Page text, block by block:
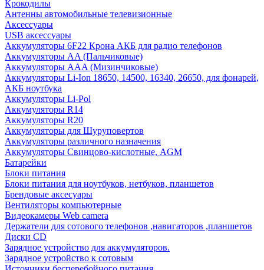
Крокодилы
Антенны автомобильные телевизионные
Аксессуары
USB аксессуары
Аккумуляторы 6F22 Крона АКБ для радио телефонов
Аккумуляторы AA (Пальчиковые)
Аккумуляторы AAA (Мизинчиковые)
Аккумуляторы Li-Ion 18650, 14500, 16340, 26650, для фонарей,
АКБ ноутбука
Аккумуляторы Li-Pol
Аккумуляторы R14
Аккумуляторы R20
Аккумуляторы для Шуруповертов
Аккумуляторы различного назначения
Аккумуляторы Свинцово-кислотные, AGM
Батарейки
Блоки питания
Блоки питания для ноутбуков, нетбуков, планшетов
Брендовые аксесуары
Вентиляторы компьютерные
Видеокамеры Web camera
Держатели для сотового телефонов ,навигаторов ,планшетов
Диски CD
Зарядное устройство для аккумуляторов.
Зарядное устройство к сотовым